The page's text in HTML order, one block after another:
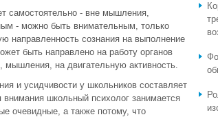
самостоятельно - вне мышления,
- можно быть внимательным, только
направленность сознания на выполнение
быть направлено на работу органов
мышления, на двигательную активность.
и усидчивости у школьников составляет
школьный психолог занимается
очевидные, а также потому, что